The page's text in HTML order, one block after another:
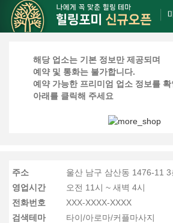
해당 업소는 기본 정보만 제공되며
예약 및 통화는 불가합니다.
예약 가능한 프리미엄 업소 정보를
아래를 클릭해 주세요
주소
울산 남구 삼산동 1476-11 3
영업시간
오전 11시 ~ 새벽 4시
전화번호
XXX-XXXX-XXXX
검색테마
타이/아로마/커플마사지